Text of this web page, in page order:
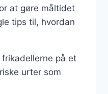
at gøre måltidet
tips til, hvordan
på et
urter som